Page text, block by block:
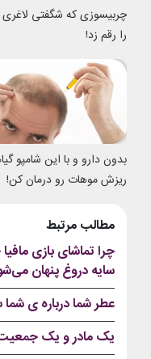
چربیسوزی که شگفتی
را رقم زد!
بدون دارو و با این شامپو
ریزش موهات رو درمان کن!
مطالب مرتبط
چرا تماشای بازی
سایه‌ دروغ پنهان
عطر شما درباره ی
یک مادر و یک جمعیت